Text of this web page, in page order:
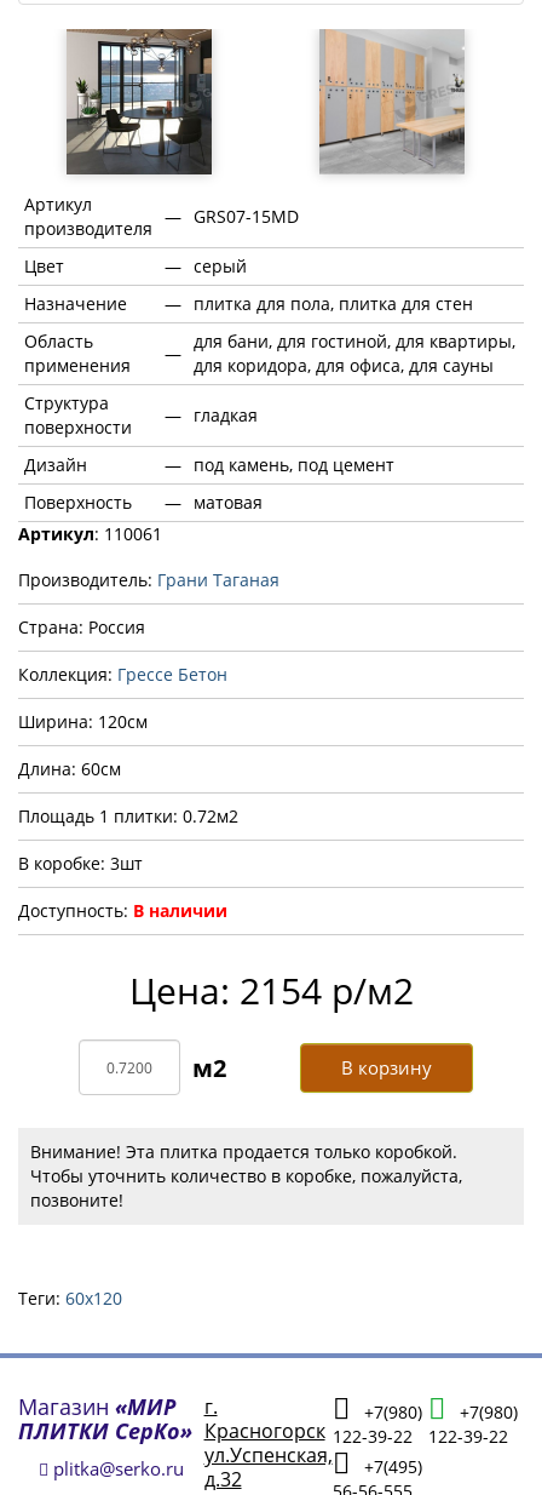
Артикул
производителя
— GRS07-15MD
Цвет — серый
Назначение
— плитка для пола, плитка для стен
Область
применения
—
для бани, для гостиной, для квартиры,
для коридора, для офиса, для сауны
Структура
поверхности
— гладкая
Дизайн — под камень, под цемент
Поверхность
— матовая
Артикул: 110061
Производитель: Грани Таганая
Страна: Россия
Коллекция: Грессе Бетон
Ширина: 120см
Длина: 60см
Площадь 1 плитки: 0.72м2
В коробке: 3шт
Доступность: В наличии
Цена: 2154 р/м2
В корзину
Внимание! Эта плитка продается только коробкой.
Чтобы уточнить количество в коробке, пожалуйста,
позвоните!
Теги: 60х120
Магазин «МИР
ПЛИТКИ СерКо»
plitka@serko.ru
г.
Красногорск
ул.Успенская,
д.32
+7(980)
122-39-22
+7(495)
+7(980)
122-39-22